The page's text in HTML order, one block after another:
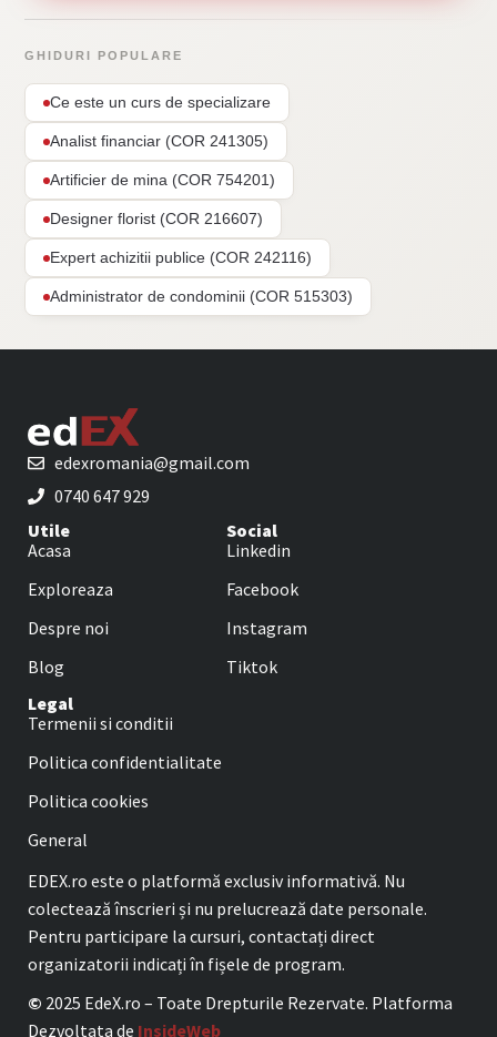
GHIDURI POPULARE
Ce este un curs de specializare
Analist financiar (COR 241305)
Artificier de mina (COR 754201)
Designer florist (COR 216607)
Expert achizitii publice (COR 242116)
Administrator de condominii (COR 515303)
edexromania@gmail.com
0740 647 929
Utile
Acasa
Exploreaza
Despre noi
Blog
Social
Linkedin
Facebook
Instagram
Tiktok
Legal
Termenii si conditii
Politica confidentialitate
Politica cookies
General
EDEX.ro este o platformă exclusiv informativă. Nu
colectează înscrieri și nu prelucrează date personale.
Pentru participare la cursuri, contactați direct
organizatorii indicați în fișele de program.
© 2025 EdeX.ro – Toate Drepturile Rezervate. Platforma
Dezvoltata de InsideWeb